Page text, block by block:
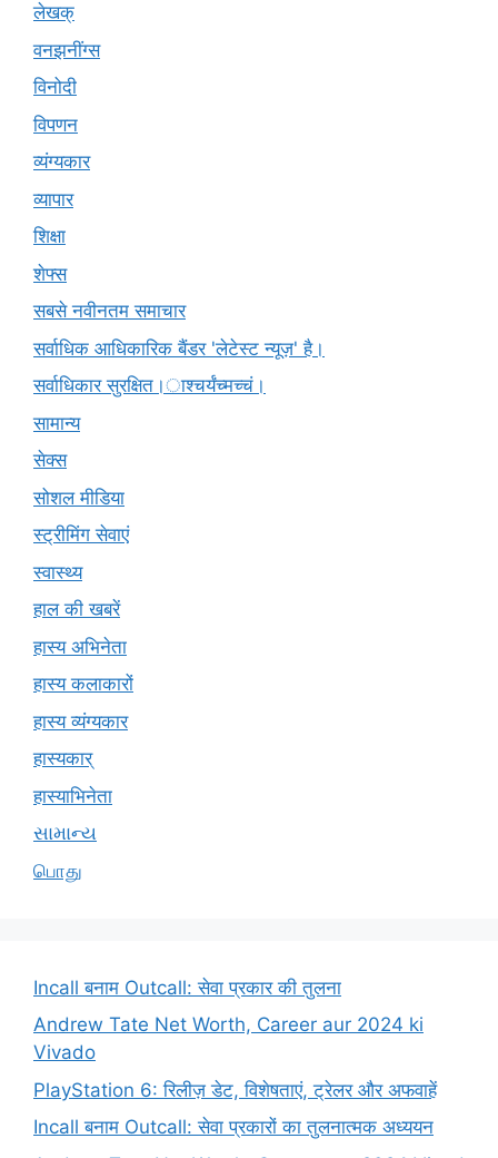
लेखक्
वनझनींग्स
विनोदी
विपणन
व्यंग्यकार
व्यापार
शिक्षा
शेफ्स
सबसे नवीनतम समाचार
सर्वाधिक आधिकारिक बैंडर 'लेटेस्ट न्यूज़' है।
सर्वाधिकार सुरक्षित।ाश्चर्यंच्मच्चं।
सामान्य
सेक्स
सोशल मीडिया
स्ट्रीमिंग सेवाएं
स्वास्थ्य
हाल की खबरें
हास्य अभिनेता
हास्य कलाकारों
हास्य व्यंग्यकार
हास्यकार्
हास्याभिनेता
સામાન્ય
பொது
Incall बनाम Outcall: सेवा प्रकार की तुलना
Andrew Tate Net Worth, Career aur 2024 ki
Vivado
PlayStation 6: रिलीज़ डेट, विशेषताएं, ट्रेलर और अफवाहें
Incall बनाम Outcall: सेवा प्रकारों का तुलनात्मक अध्ययन